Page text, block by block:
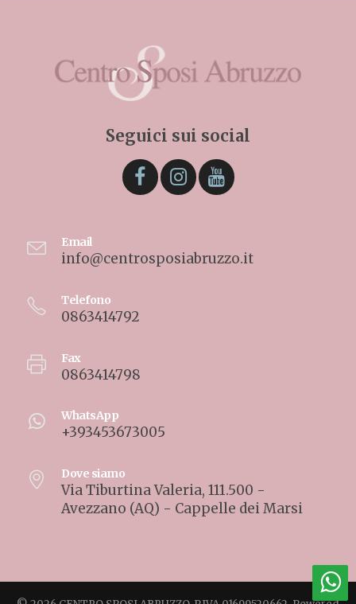
Seguici sui social
Email
info@centrosposiabruzzo.it
Telefono
0863414792
Fax
0863414798
WhatsApp
+393453673005
Dove siamo
Via Tiburtina Valeria, 111.500 -
Avezzano (AQ) - Cappelle dei Marsi